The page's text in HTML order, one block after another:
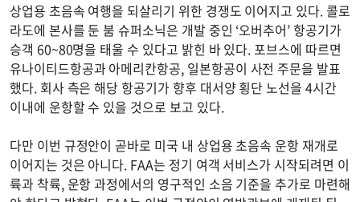
상업용 초음속 여행을 되살리기 위한 경쟁도 이어지고 있다. 콜로
라도에 본사를 둔 붐 슈퍼소닉은 개발 중인 ‘오버추어’ 항공기가
승객 60~80명을 태울 수 있다고 밝힌 바 있다. 포브스에 따르면
유나이티드항공과 아메리칸항공, 일본항공이 사전 주문을 발표
했다. 회사 측은 해당 항공기가 향후 대서양 횡단 노선을 4시간
이내에 운항할 수 있을 것으로 보고 있다.
다만 이번 규정안이 곧바로 미국 내 상업용 초음속 운항 재개로
이어지는 것은 아니다. FAA는 정기 여객 서비스가 시작되려면 이
륙과 착륙, 운항 과정에서의 영구적인 소음 기준을 추가로 마련해